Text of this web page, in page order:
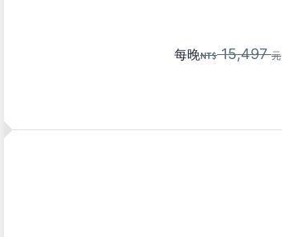
每晚 15,497元